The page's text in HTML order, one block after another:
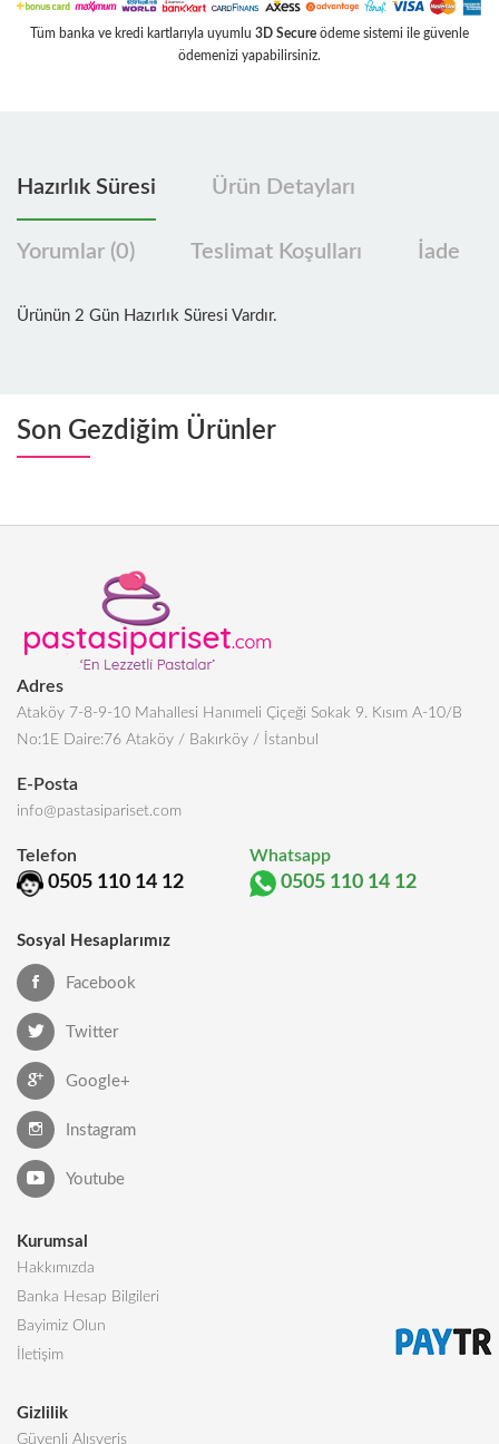
Tüm banka ve kredi kartlarıyla uyumlu 3D Secure ödeme sistemi ile güvenle
ödemenizi yapabilirsiniz.
Hazırlık Süresi Ürün Detayları
Yorumlar (0) Teslimat Koşulları İade
Ürünün 2 Gün Hazırlık Süresi Vardır.
Son Gezdiğim Ürünler
Adres
Ataköy 7-8-9-10 Mahallesi Hanımeli Çiçeği Sokak 9. Kısım A-10/B
No:1E Daire:76 Ataköy / Bakırköy / İstanbul
E-Posta
info@pastasipariset.com
Telefon
0505 110 14 12
Whatsapp
0505 110 14 12
Sosyal Hesaplarımız
Facebook
Twitter
Google+
Instagram
Youtube
Kurumsal
Hakkımızda
Banka Hesap Bilgileri
Bayimiz Olun
İletişim
Gizlilik
Güvenli Alışveriş